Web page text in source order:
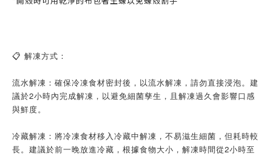
📋 解凍方式：
流水解凍：確保冷凍食材密封後，以流水解凍，請勿直接浸泡。建
議於2小時內完成解凍，以避免細菌孳生，且解凍過久會影響口感
與鮮度。
冷藏解凍：將冷凍食材移入冷藏中解凍，不易滋生細菌，但耗時較
長。建議於前一晚放進冷藏，根據食物大小，解凍時間從2小時至